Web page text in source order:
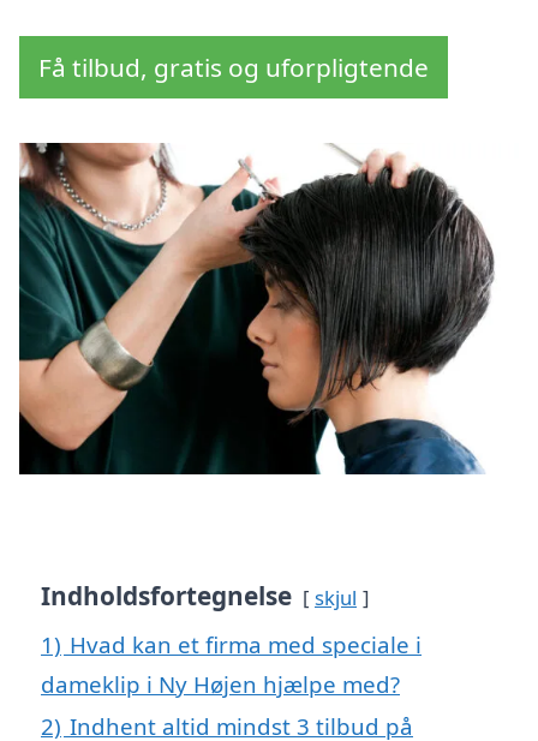
Få tilbud, gratis og uforpligtende
Indholdsfortegnelse skjul
1) Hvad kan et firma med speciale i
dameklip i Ny Højen hjælpe med?
2) Indhent altid mindst 3 tilbud på